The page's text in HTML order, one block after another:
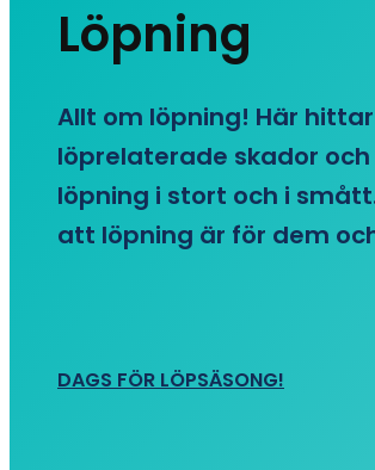
Löpning
Allt om löpning! Här
löprelaterade skador
löpning i stort och i
att löpning är för dem
DAGS FÖR LÖPSÄSONG!